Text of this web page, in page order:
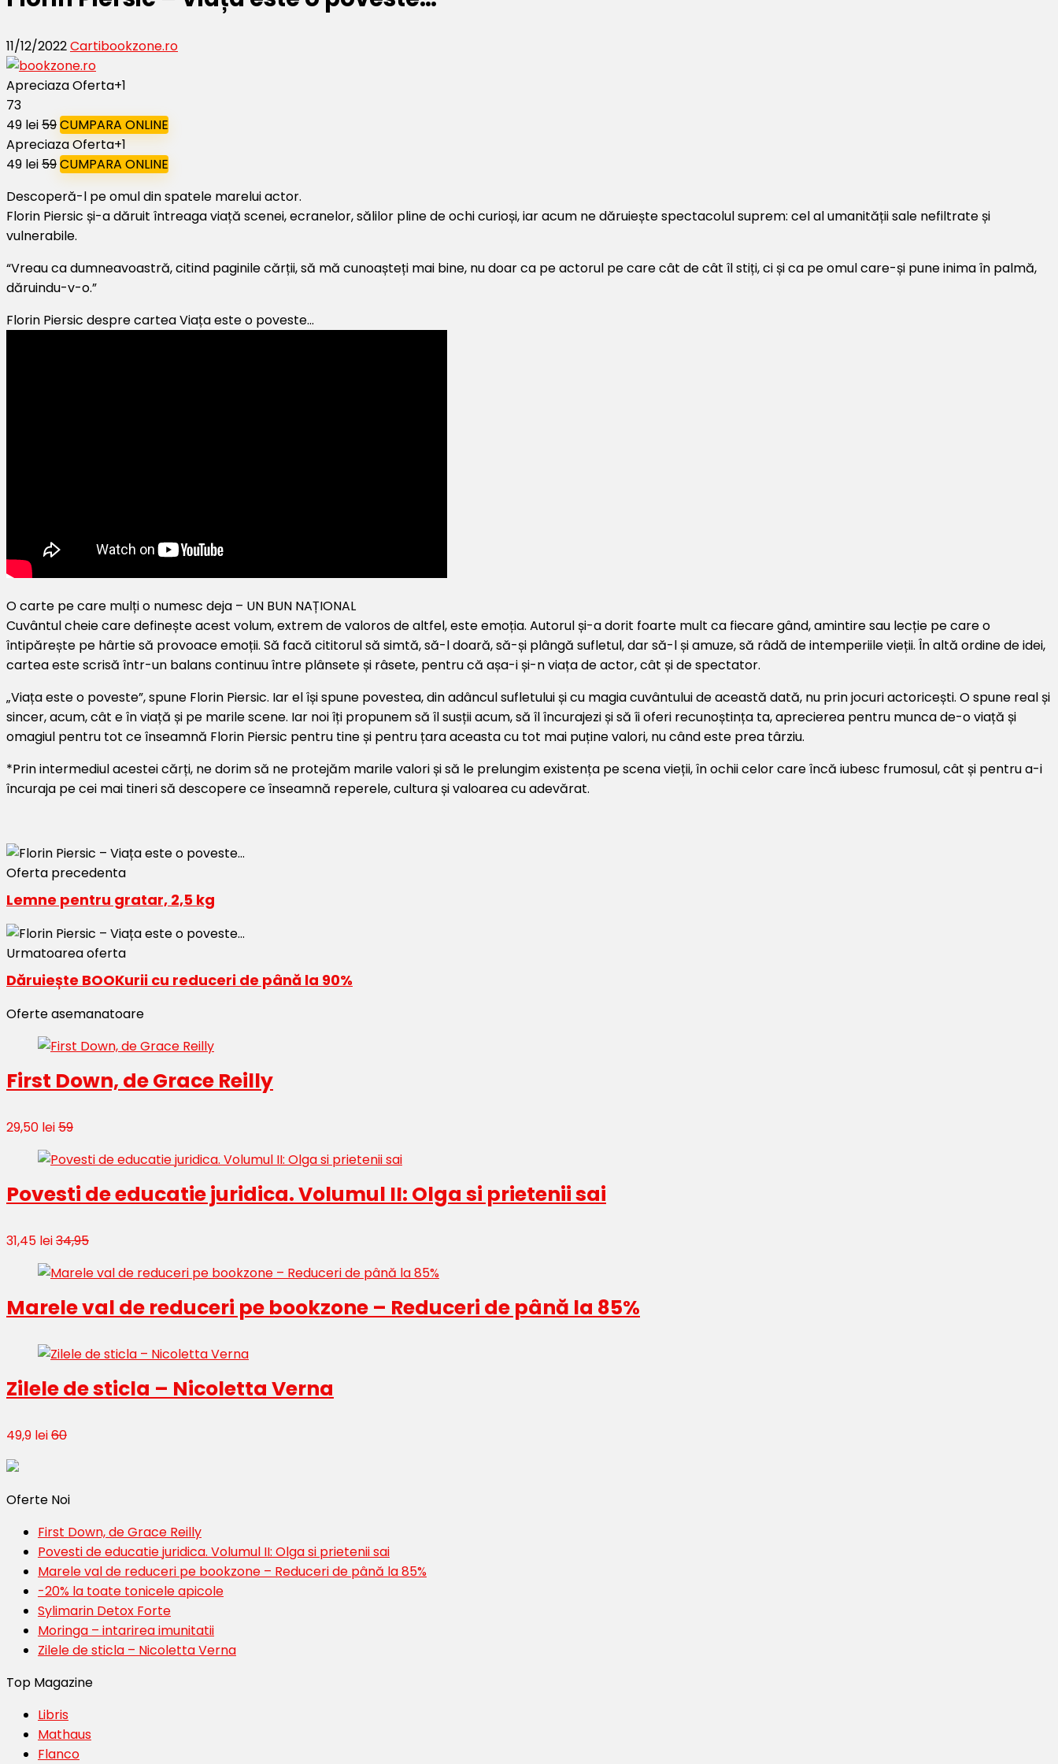
11/12/2022Cartibookzone.ro
Apreciaza Oferta+1
73
49 lei59CUMPARA ONLINE
Apreciaza Oferta+1
49 lei59CUMPARA ONLINE
Descoperă-l pe omul din spatele marelui actor.
Florin Piersic și-a dăruit întreaga viață scenei, ecranelor, sălilor pline de ochi curioși, iar acum ne dăruiește spectacolul suprem: cel al umanității sale nefiltrate și
vulnerabile.
“Vreau ca dumneavoastră, citind paginile cărții, să mă cunoașteți mai bine, nu doar ca pe actorul pe care cât de cât îl stiți, ci și ca pe omul care-și pune inima în palmă,
dăruindu-v-o.”
Florin Piersic despre cartea Viața este o poveste…
O carte pe care mulți o numesc deja – UN BUN NAȚIONAL
Cuvântul cheie care definește acest volum, extrem de valoros de altfel, este emoția. Autorul și-a dorit foarte mult ca fiecare gând, amintire sau lecție pe care o
întipărește pe hârtie să provoace emoții. Să facă cititorul să simtă, să-l doară, să-și plângă sufletul, dar să-l și amuze, să râdă de intemperiile vieții. În altă ordine de idei,
cartea este scrisă într-un balans continuu între plânsete și râsete, pentru că așa-i și-n viața de actor, cât și de spectator.
„Viața este o poveste”, spune Florin Piersic. Iar el își spune povestea, din adâncul sufletului și cu magia cuvântului de această dată, nu prin jocuri actoricești. O spune real și
sincer, acum, cât e în viață și pe marile scene. Iar noi îți propunem să îl susții acum, să îl încurajezi și să îi oferi recunoștința ta, aprecierea pentru munca de-o viață și
omagiul pentru tot ce înseamnă Florin Piersic pentru tine și pentru țara aceasta cu tot mai puține valori, nu când este prea târziu.
*Prin intermediul acestei cărți, ne dorim să ne protejăm marile valori și să le prelungim existența pe scena vieții, în ochii celor care încă iubesc frumosul, cât și pentru a-i
încuraja pe cei mai tineri să descopere ce înseamnă reperele, cultura și valoarea cu adevărat.
Oferta precedenta
Lemne pentru gratar, 2,5 kg
Urmatoarea oferta
Dăruiește BOOKurii cu reduceri de până la 90%
Oferte asemanatoare
First Down, de Grace Reilly
29,50 lei59
Povesti de educatie juridica. Volumul II: Olga si prietenii sai
31,45 lei34,95
Marele val de reduceri pe bookzone – Reduceri de până la 85%
Zilele de sticla – Nicoletta Verna
49,9 lei60
Oferte Noi
First Down, de Grace Reilly
Povesti de educatie juridica. Volumul II: Olga si prietenii sai
Marele val de reduceri pe bookzone – Reduceri de până la 85%
-20% la toate tonicele apicole
Sylimarin Detox Forte
Moringa – intarirea imunitatii
Zilele de sticla – Nicoletta Verna
Top Magazine
Libris
Mathaus
Flanco